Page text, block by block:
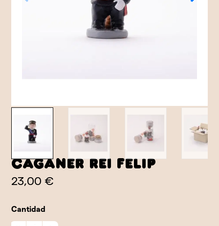
Caganer Rei Felip
23,00 €
Cantidad